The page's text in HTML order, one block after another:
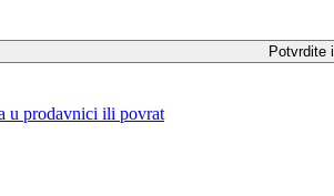
Potvrdite
u prodavnici ili povrat